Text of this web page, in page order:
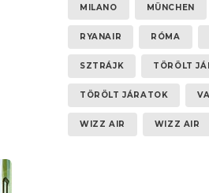
MILANO MÜNCHEN
RYANAIR RÓMA
SZTRÁJK TÖRÖLT
TÖRÖLT JÁRATOK
WIZZ AIR WIZZ AIR